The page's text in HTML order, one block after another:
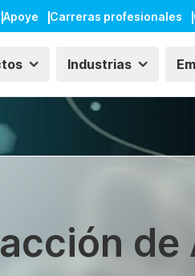
Apoye Carreras profesionales
Industrias
de